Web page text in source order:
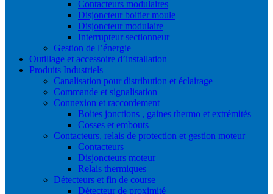
Contacteurs modulaires
Disjoncteur boitier moule
Disjoncteur modulaire
Interrupteur sectionneur
Gestion de l’énergie
Outillage et accessoire d’installation
Produits Industriels
Canalisation pour distribution et éclairage
Commande et signalisation
Connexion et raccordement
Boites jonctions , gaines thermo et extrémités
Cosses et embouts
Contacteurs, relais de protection et gestion moteur
Contacteurs
Disjoncteurs moteur
Relais thermiques
Détecteurs et fin de course
Détecteur de proximité